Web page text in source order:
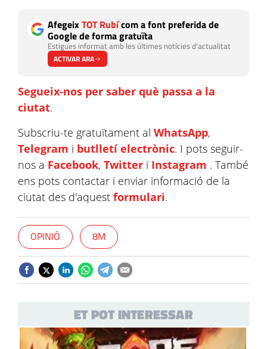
AfegeixTOT Rubícom a font preferida de
Google de forma gratuïta
Estigues informat amb les últimes notícies d'actualitat
ACTIVAR ARA
Segueix-nos per saber què passa a la
ciutat.
Subscriu-te gratuïtament al WhatsApp,
Telegram i butlletí electrònic. I pots seguir-
nos a Facebook, Twitter i Instagram . També
ens pots contactar i enviar informació de la
ciutat des d'aquest formulari.
OPINIÓ 8M
ET POT INTERESSAR